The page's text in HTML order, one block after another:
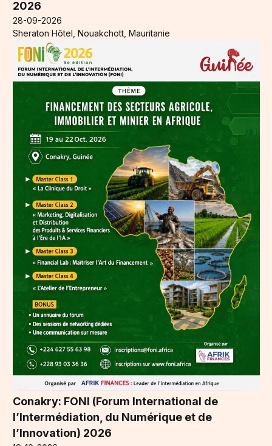
2026
28-09-2026
Sheraton Hôtel, Nouakchott, Mauritanie
Conakry: FONI (Forum International de
l’Intermédiation, du Numérique et de
l’Innovation) 2026